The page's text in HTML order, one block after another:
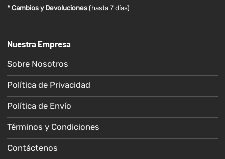
* Cambios y Devoluciones (hasta 7 días)
Nuestra Empresa
Sobre Nosotros
Política de Privacidad
Política de Envío
Términos y Condiciones
Contáctenos